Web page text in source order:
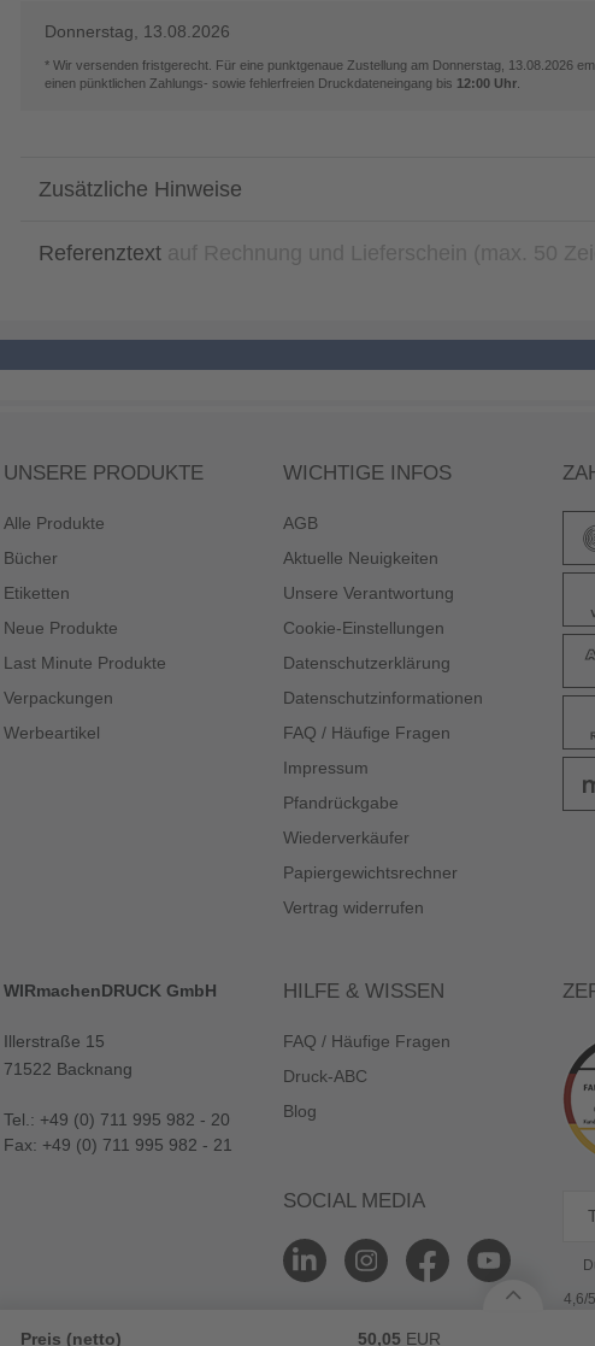
Donnerstag, 13.08.2026
* Wir versenden fristgerecht. Für eine punktgenaue Zustellung am Donnerstag, 13.08.2026
einen pünktlichen Zahlungs- sowie fehlerfreien Druckdateneingang bis 12:00 Uhr
Zusätzliche Hinweise
Referenztext
Preis (netto) 50,05 EUR
UNSERE PRODUKTE
Alle Produkte
Bücher
Etiketten
Neue Produkte
Last Minute Produkte
Verpackungen
Werbeartikel
WICHTIGE INFOS
AGB
Aktuelle Neuigkeiten
Unsere Verantwortung
Cookie-Einstellungen
Datenschutzerklärung
Datenschutzinformationen
FAQ / Häufige Fragen
Impressum
Pfandrückgabe
Wiederverkäufer
Papiergewichtsrechner
Vertrag widerrufen
WIRmachenDRUCK GmbH
Illerstraße 15
71522 Backnang
Tel.: +49 (0) 711 995 982 - 20
Fax: +49 (0) 711 995 982 - 21
HILFE & WISSEN
FAQ / Häufige Fragen
Druck-ABC
Blog
SOCIAL MEDIA
4,6/